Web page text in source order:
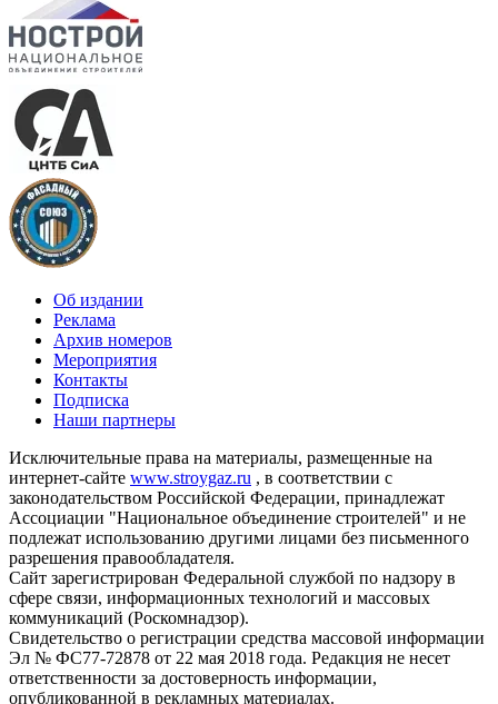
Об издании
Реклама
Архив номеров
Мероприятия
Контакты
Подписка
Наши партнеры
Исключительные права на материалы, размещенные на
интернет-сайте www.stroygaz.ru , в соответствии с
законодательством Российской Федерации, принадлежат
Ассоциации "Национальное объединение строителей" и не
подлежат использованию другими лицами без письменного
разрешения правообладателя.
Сайт зарегистрирован Федеральной службой по надзору в
сфере связи, информационных технологий и массовых
коммуникаций (Роскомнадзор).
Свидетельство о регистрации средства массовой информации
Эл № ФС77-72878 от 22 мая 2018 года. Редакция не несет
ответственности за достоверность информации,
опубликованной в рекламных материалах.